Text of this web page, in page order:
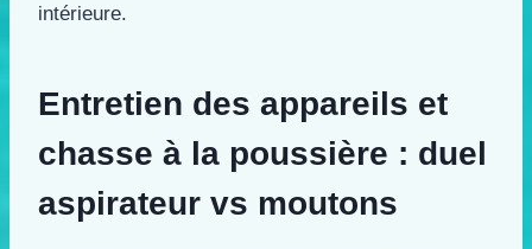
intérieure.
Entretien des appareils et
chasse à la poussière : duel
aspirateur vs moutons